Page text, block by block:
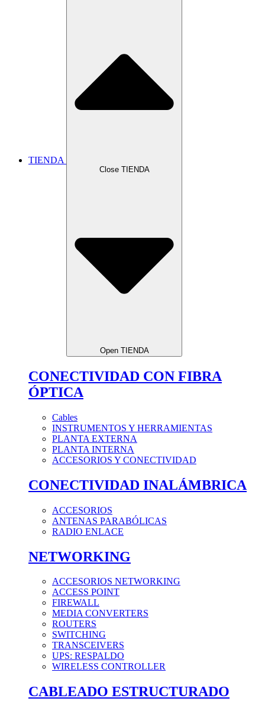
TIENDA
Close TIENDA
Open TIENDA
CONECTIVIDAD CON FIBRA
ÓPTICA
Cables
INSTRUMENTOS Y HERRAMIENTAS
PLANTA EXTERNA
PLANTA INTERNA
ACCESORIOS Y CONECTIVIDAD
CONECTIVIDAD INALÁMBRICA
ACCESORIOS
ANTENAS PARABÓLICAS
RADIO ENLACE
NETWORKING
ACCESORIOS NETWORKING
ACCESS POINT
FIREWALL
MEDIA CONVERTERS
ROUTERS
SWITCHING
TRANSCEIVERS
UPS: RESPALDO
WIRELESS CONTROLLER
CABLEADO ESTRUCTURADO